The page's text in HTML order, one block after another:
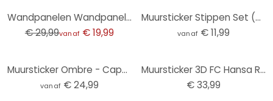
Wandpanelen Wandpanelen zelfklevend mosterdgeel
€ 29,99vanaf € 19,99
Muursticker Stippen Set (50-delig)
vanaf € 11,99
Muursticker Ombre - Cappuccino
vanaf € 24,99
Muursticker 3D FC Hansa Rostock Voetbalstadion Nacht
€ 33,99